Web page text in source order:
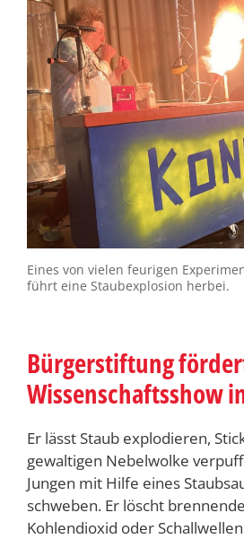
Eines von vielen feurigen
führt eine Staubexplosion herbei.
Bürgerstiftung
Wissenschaftsshow
Er lässt Staub explodieren,
gewaltigen Nebelwolke
Jungen mit Hilfe eines
schweben. Er löscht
Kohlendioxid oder